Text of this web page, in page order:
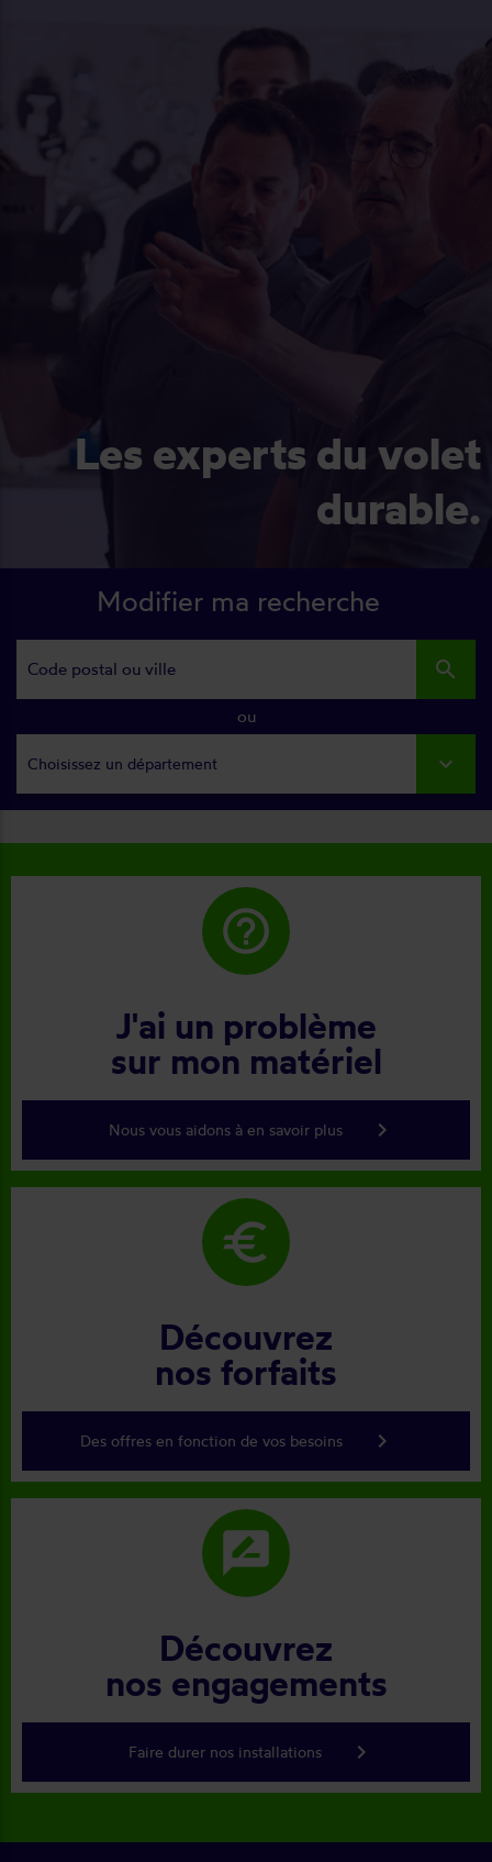
Les experts du volet
durable.
Modifier ma recherche
search
ou
Choisissez un département
help_outline
J'ai un problème
sur mon matériel
Nous vous aidons à en savoir plus keyboard_arrow_right
euro
Découvrez
nos forfaits
Des offres en fonction de vos besoins keyboard_arrow_right
rate_review
Découvrez
nos engagements
Faire durer nos installations keyboard_arrow_right